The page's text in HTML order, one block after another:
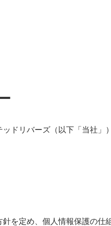
ドリバーズ（以下「当社」
を定め、個人情報保護の仕